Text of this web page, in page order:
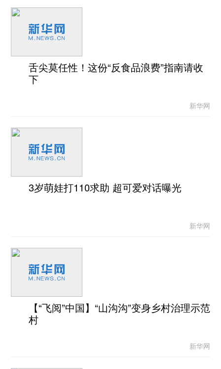
舌尖莫任性！这份“反食品浪费”指南请收
下
新华网
3岁萌娃打110求助 超可爱对话曝光
新华网
【“飞阅”中国】“山沟沟”变身乡村治理示范
村
新华网